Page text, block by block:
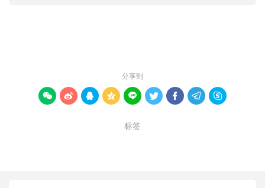
分享到
        
标签